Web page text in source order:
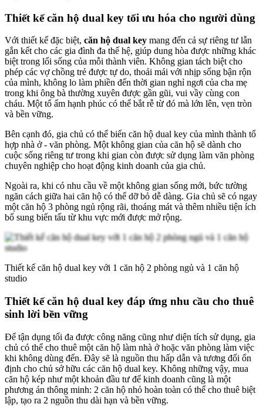
Thiết kế căn hộ dual key tối ưu hóa cho người dùng
Với thiết kế đặc biệt, căn hộ dual key mang đến cả sự riêng tư lẫn
gắn kết cho các gia đình đa thế hệ, giúp dung hòa được những khác
biệt trong lối sống của mỗi thành viên. Không gian tách biệt cho
phép các vợ chồng trẻ được tự do, thoải mái với nhịp sống bận rộn
của mình, không lo làm phiền đến thời gian nghỉ ngơi của cha mẹ
trong khi ông bà thường xuyên được gần gũi, vui vầy cùng con
cháu. Một tổ ấm hạnh phúc có thể bắt rễ từ đó mà lớn lên, vẹn tròn
và bền vững.
Bên cạnh đó, gia chủ có thể biến căn hộ dual key của mình thành tổ
hợp nhà ở - văn phòng. Một không gian của căn hộ sẽ dành cho
cuộc sống riêng tư trong khi gian còn được sử dụng làm văn phòng
chuyên nghiệp cho hoạt động kinh doanh của gia chủ.
Ngoài ra, khi có nhu cầu về một không gian sống mới, bức tường
ngăn cách giữa hai căn hộ có thể dỡ bỏ dễ dàng. Gia chủ sẽ có ngay
một căn hộ 3 phòng ngủ rộng rãi, thoáng mát và thêm nhiều tiện ích
bổ sung biến tấu từ khu vực mới được mở rộng.
Thiết kế căn hộ dual key với 1 căn hộ 2 phòng ngủ và 1 căn hộ
studio
Thiết kế căn hộ dual key đáp ứng nhu cầu cho thuê
sinh lời bền vững
Để tận dụng tối đa được công năng cũng như diện tích sử dụng, gia
chủ có thể cho thuê một căn hộ làm nhà ở hoặc văn phòng làm việc
khi không dùng đến. Đây sẽ là nguồn thu hấp dẫn và tương đối ổn
định cho chủ sở hữu các căn hộ dual key. Không những vậy, mua
căn hộ kép như một khoản đầu tư để kinh doanh cũng là một
phương án thông minh: 2 căn hộ nhỏ hoàn toàn có thể cho thuê biệt
lập, tạo ra 2 nguồn thu dài hạn và bền vững.